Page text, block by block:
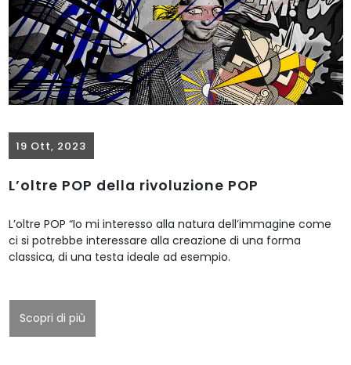
19 Ott, 2023
L’oltre POP della rivoluzione POP
L’oltre POP “Io mi interesso alla natura dell’immagine come
ci si potrebbe interessare alla creazione di una forma
classica, di una testa ideale ad esempio.
Scopri di più